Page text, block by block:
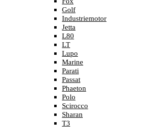
Golf
Industriemotor
Jetta
L80
LT
Lupo
Marine
Parati
Passat
Phaeton
Polo
Scirocco
Sharan
T3